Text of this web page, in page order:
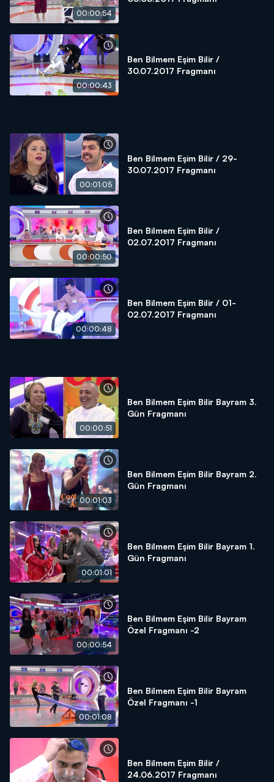
00:00:54
00:00:43
Ben Bilmem Eşim Bilir /
30.07.2017 Fragmanı
00:01:05
Ben Bilmem Eşim Bilir / 29-
30.07.2017 Fragmanı
00:00:50
Ben Bilmem Eşim Bilir /
02.07.2017 Fragmanı
00:00:48
Ben Bilmem Eşim Bilir / 01-
02.07.2017 Fragmanı
00:00:51
Ben Bilmem Eşim Bilir Bayram 3.
Gün Fragmanı
00:01:03
Ben Bilmem Eşim Bilir Bayram 2.
Gün Fragmanı
00:01:01
Ben Bilmem Eşim Bilir Bayram 1.
Gün Fragmanı
00:00:54
Ben Bilmem Eşim Bilir Bayram
Özel Fragmanı -2
00:01:08
Ben Bilmem Eşim Bilir Bayram
Özel Fragmanı -1
Ben Bilmem Eşim Bilir /
24.06.2017 Fragmanı